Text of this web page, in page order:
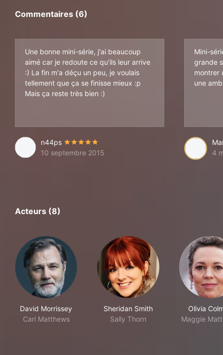
Commentaires (6)
Une bonne mini-série, j'ai beaucoup
aimé car je redoute ce qu'ils leur arrive
:) La fin m'a déçu un peu, je voulais
tellement que ça se finisse mieux :p
Mais ça reste très bien :)
n44ps
10 septembre 2015
Mini-
grande
montrer
une
4
Acteurs (8)
David Morrissey
Carl Matthews
Sheridan Smith
Sally Thorn
Olivia
Maggie